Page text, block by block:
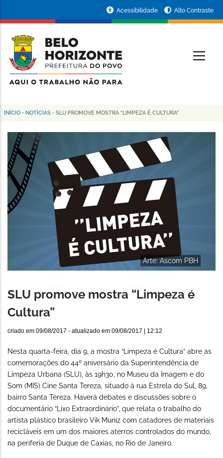
conteúdo
principal
da
Prefeitura
de
Horizonte
Acessibilidade Alto Contraste
Trilha
de
navegação
INÍCIO - NOTÍCIAS - SLU PROMOVE MOSTRA “LIMPEZA É CULTURA”
Arte: Ascom PBH
SLU promove mostra “Limpeza é
Cultura”
criado em 09/08/2017 - atualizado em 09/08/2017 | 12:12
Nesta quarta-feira, dia 9, a mostra “Limpeza é Cultura” abre as
comemorações do 44º aniversário da Superintendência de
Limpeza Urbana (SLU), às 19h30, no Museu da Imagem e do
Som (MIS) Cine Santa Tereza, situado à rua Estrela do Sul, 89,
bairro Santa Tereza. Haverá debates e discussões sobre o
documentário “Lixo Extraordinário”, que relata o trabalho do
artista plástico brasileiro Vik Muniz com catadores de materiais
recicláveis em um dos maiores aterros controlados do mundo,
na periferia de Duque de Caxias, no Rio de Janeiro.